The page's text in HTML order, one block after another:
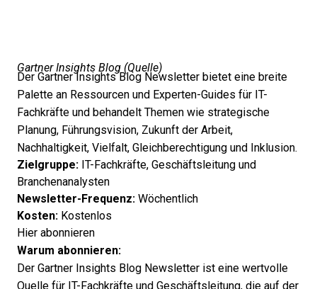
Gartner Insights Blog (Quelle)
Der Gartner Insights Blog Newsletter bietet eine breite
Palette an Ressourcen und Experten-Guides für IT-
Fachkräfte und behandelt Themen wie strategische
Planung, Führungsvision, Zukunft der Arbeit,
Nachhaltigkeit, Vielfalt, Gleichberechtigung und Inklusion.
Zielgruppe: IT-Fachkräfte, Geschäftsleitung und
Branchenanalysten
Newsletter-Frequenz: Wöchentlich
Kosten: Kostenlos
Hier abonnieren
Warum abonnieren:
Der Gartner Insights Blog Newsletter ist eine wertvolle
Quelle für IT-Fachkräfte und Geschäftsleitung, die auf der